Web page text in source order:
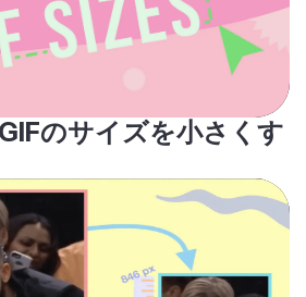
のサイズを小さくす